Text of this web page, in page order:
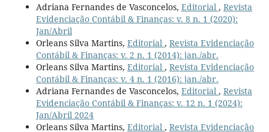
Adriana Fernandes de Vasconcelos, Editorial , Revista
Evidenciação Contábil & Finanças: v. 8 n. 1 (2020):
Jan/Abril
Orleans Silva Martins, Editorial , Revista Evidenciação
Contábil & Finanças: v. 2 n. 1 (2014): jan./abr.
Orleans Silva Martins, Editorial , Revista Evidenciação
Contábil & Finanças: v. 4 n. 1 (2016): jan./abr.
Adriana Fernandes de Vasconcelos, Editorial , Revista
Evidenciação Contábil & Finanças: v. 12 n. 1 (2024):
Jan/Abril 2024
Orleans Silva Martins, Editorial , Revista Evidenciação